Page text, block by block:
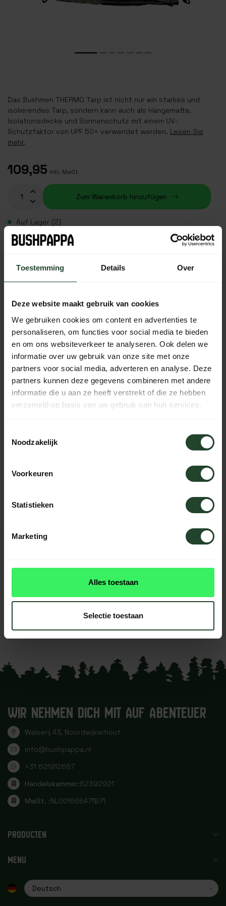
Toestemming Details Over
Deze website maakt gebruik van cookies
We gebruiken cookies om content en advertenties te
personaliseren, om functies voor social media te bieden
en om ons websiteverkeer te analyseren. Ook delen we
informatie over uw gebruik van onze site met onze
partners voor social media, adverteren en analyse. Deze
partners kunnen deze gegevens combineren met andere
informatie die u aan ze heeft verstrekt of die ze hebben
verzameld op basis van uw gebruik van hun services.
Noodzakelijk
Voorkeuren
Statistieken
Marketing
Alles toestaan
Selectie toestaan
Das Bushmen THERMO Tarp ist nicht nur ein starkes und
isolierendes Tarp, sondern kann auch als Hängematte,
Isolationsdecke und Sonnenschutz mit einem UV-
Schutzfaktor von UPF 50+ verwendet werden. Lesen Sie
mehr.
109,95 Inkl. MwSt.
Zum Warenkorb hinzufügen
Auf Lager (2)
Plaats je bestelling binnen
, dan wordt je
Kostenloser Versand ab 90 € (NL, BE & DE)
Bestellungen von Mo bis Fr vor 17:00 Uhr werden noch am
selben Tag versandt.
Jeden Tag von 10:00 bis 20:00 Uhr per Chat, Telefon oder
E-Mail erreichbar.
PRODUKTBESCHREIBUNG
BEWERTUNGEN 0reviews
Diese produkt had noch
Ihre Bewertung hinzufügen
WIR NEHMEN DICH MIT AUF ABENTEUER
Walserij 43, Noordwijkerhout
info@bushpappa.nl
+31 621912687
Handelskammer:62392921
MwSt. :NL001666471B71
PRODUCTEN
MENU